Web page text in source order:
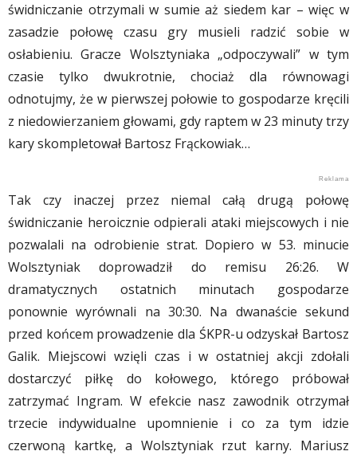
świdniczanie otrzymali w sumie aż siedem kar – więc w
zasadzie połowę czasu gry musieli radzić sobie w
osłabieniu. Gracze Wolsztyniaka „odpoczywali” w tym
czasie tylko dwukrotnie, chociaż dla równowagi
odnotujmy, że w pierwszej połowie to gospodarze kręcili
z niedowierzaniem głowami, gdy raptem w 23 minuty trzy
kary skompletował Bartosz Frąckowiak…
Tak czy inaczej przez niemal całą drugą połowę
świdniczanie heroicznie odpierali ataki miejscowych i nie
pozwalali na odrobienie strat. Dopiero w 53. minucie
Wolsztyniak doprowadził do remisu 26:26. W
dramatycznych ostatnich minutach gospodarze
ponownie wyrównali na 30:30. Na dwanaście sekund
przed końcem prowadzenie dla ŚKPR-u odzyskał Bartosz
Galik. Miejscowi wzięli czas i w ostatniej akcji zdołali
dostarczyć piłkę do kołowego, którego próbował
zatrzymać Ingram. W efekcie nasz zawodnik otrzymał
trzecie indywidualne upomnienie i co za tym idzie
czerwoną kartkę, a Wolsztyniak rzut karny. Mariusz